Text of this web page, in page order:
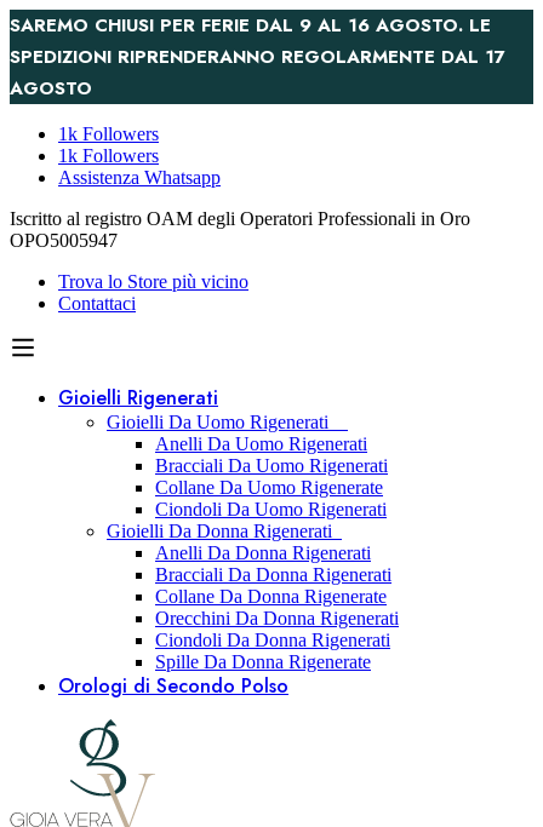
SAREMO CHIUSI PER FERIE DAL 9 AL 16 AGOSTO. LE
SPEDIZIONI RIPRENDERANNO REGOLARMENTE DAL 17
AGOSTO
1k Followers
1k Followers
Assistenza Whatsapp
Iscritto al registro OAM degli Operatori Professionali in Oro
OPO5005947
Trova lo Store più vicino
Contattaci
Gioielli Rigenerati
Gioielli Da Uomo Rigenerati
Anelli Da Uomo Rigenerati
Bracciali Da Uomo Rigenerati
Collane Da Uomo Rigenerate
Ciondoli Da Uomo Rigenerati
Gioielli Da Donna Rigenerati
Anelli Da Donna Rigenerati
Bracciali Da Donna Rigenerati
Collane Da Donna Rigenerate
Orecchini Da Donna Rigenerati
Ciondoli Da Donna Rigenerati
Spille Da Donna Rigenerate
Orologi di Secondo Polso